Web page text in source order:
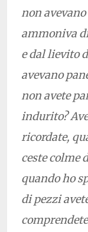
non
ammoniva
e dal lievito
avevano
non avete
indurito?
ricordate,
ceste colme
quando ho
di pezzi